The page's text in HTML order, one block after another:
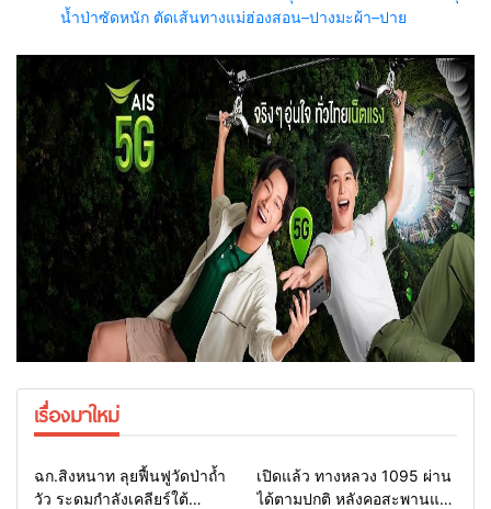
น้ำป่าซัดหนัก ตัดเส้นทางแม่ฮ่องสอน–ปางมะผ้า–ปาย
เรื่องมาใหม่
Home แวดวงทหาร
ฉก.สิงหนาท ลุยฟื้นฟูวัดป่าถ้ำ
วัว ระดมกำลังเคลียร์ใต้
Home รอบรั้วทั่วไทย
เปิดแล้ว ทางหลวง 1095 ผ่าน
ได้ตามปกติ หลังคอสะพานแม่